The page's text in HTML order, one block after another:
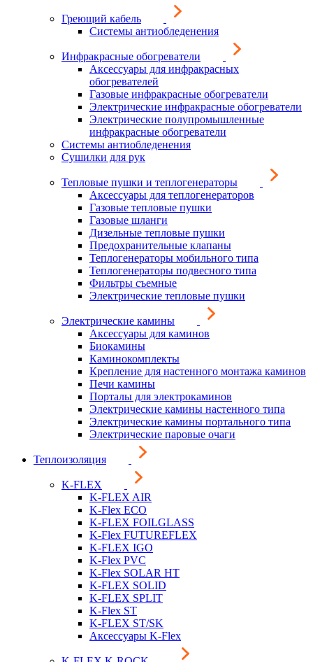
Греющий кабель
Системы антиобледенения
Инфракрасные обогреватели
Аксессуары для инфракрасных
обогревателей
Газовые инфракрасные обогреватели
Электрические инфракрасные обогреватели
Электрические полупромышленные
инфракрасные обогреватели
Системы антиобледенения
Сушилки для рук
Тепловые пушки и теплогенераторы
Аксессуары для теплогенераторов
Газовые тепловые пушки
Газовые шланги
Дизельные тепловые пушки
Предохранительные клапаны
Теплогенераторы мобильного типа
Теплогенераторы подвесного типа
Фильтры съемные
Электрические тепловые пушки
Электрические камины
Аксессуары для каминов
Биокамины
Каминокомплекты
Крепление для настенного монтажа каминов
Печи камины
Порталы для электрокаминов
Электрические камины настенного типа
Электрические камины портального типа
Электрические паровые очаги
Теплоизоляция
K-FLEX
K-FLEX AIR
K-Flex ECO
K-FLEX FOILGLASS
K-Flex FUTUREFLEX
K-FLEX IGO
K-Flex PVC
K-Flex SOLAR HT
K-FLEX SOLID
K-FLEX SPLIT
K-Flex ST
K-FLEX ST/SK
Аксессуары K-Flex